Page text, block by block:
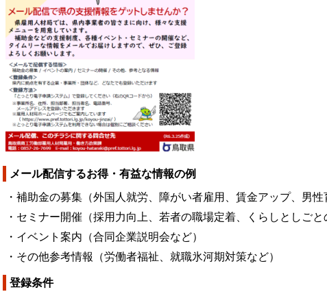
メール配信するお得・有益な情報の例
・補助金の募集（外国人就労、障がい者雇用、賃金アップ、男性
・セミナー開催（採用力向上、若者の職場定着、くらしとしごと
・イベント案内（合同企業説明会など）
・その他参考情報（労働者福祉、就職氷河期対策など）
登録条件